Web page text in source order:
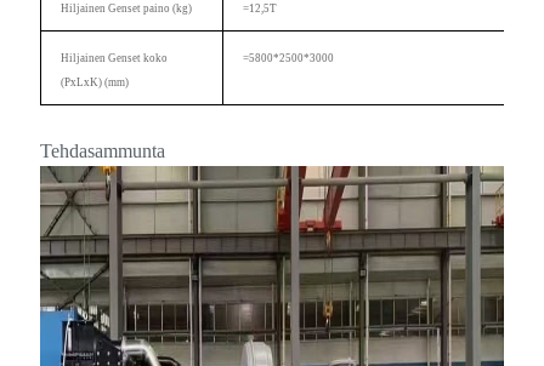
Hiljainen Genset paino (kg) =12,5T
Hiljainen Genset koko
(PxLxK) (mm)
=5800*2500*3000
Tehdasammunta